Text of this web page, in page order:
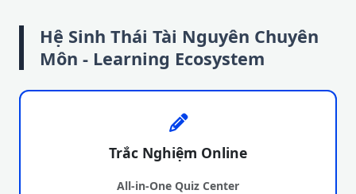
Hệ Sinh Thái Tài Nguyên Chuyên
Môn - Learning Ecosystem
Trắc Nghiệm Online
All-in-One Quiz Center